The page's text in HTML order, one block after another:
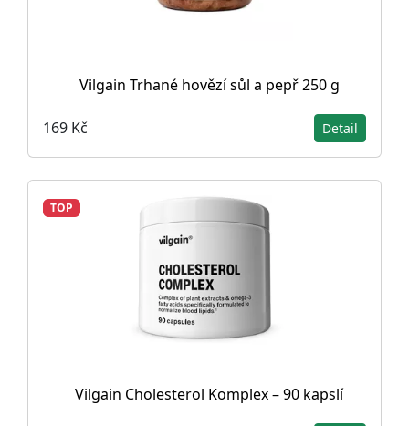
Vilgain Trhané hovězí sůl a pepř 250 g
169 Kč Detail
TOP
Vilgain Cholesterol Komplex – 90 kapslí